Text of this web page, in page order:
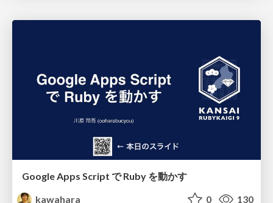
Google Apps Script で Ruby を動かす
kawahara
0 130